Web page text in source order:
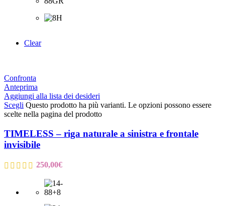
Clear
Confronta
Anteprima
Aggiungi alla lista dei desideri
Scegli Questo prodotto ha più varianti. Le opzioni possono essere
scelte nella pagina del prodotto
TIMELESS – riga naturale a sinistra e frontale
invisibile
250,00€